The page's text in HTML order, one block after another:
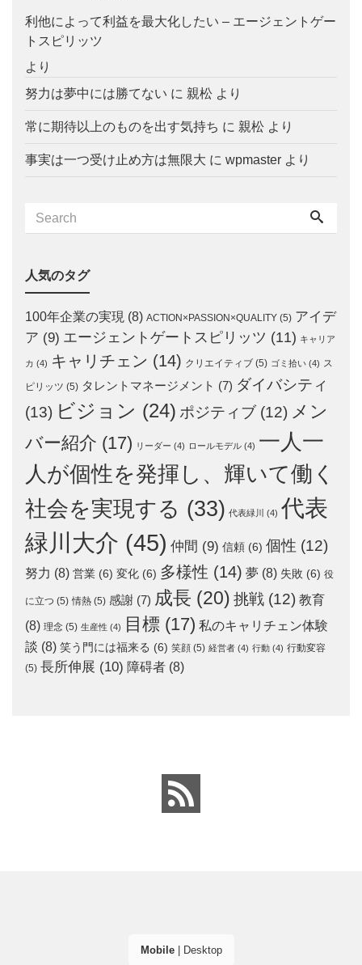
利他によって利益を最大化したい – エージェントゲー
トスピリッツ
より
努力は夢中には勝てない に 親松 より
常に期待以上のものを出す気持ち に 親松 より
事実は一つ受け止め方は無限大 に wpmaster より
人気のタグ
100年企業の実現 (8) ACTION×PASSION×QUALITY (5) アイデ
ア (9) エージェントゲートスピリッツ (11) キャリア
カ (4) キャリチェン (14) クリエイティブ (5) ゴミ拾い (4) ス
ピリッツ (5) タレントマネージメント (7) ダイバシティ
(13) ビジョン (24) ポジティブ (12) メン
バー紹介 (17) リーダー (4) ロールモデル (4) 一人一
人が個性を発揮し、輝いて働く
社会を実現する (33) 代表緑川 (4) 代表
緑川大介 (45) 仲間 (9) 信頼 (6) 個性 (12)
努力 (8) 営業 (6) 変化 (6) 多様性 (14) 夢 (8) 失敗 (6) 役
に立つ (5) 情熱 (5) 感謝 (7) 成長 (20) 挑戦 (12) 教育
(8) 理念 (5) 生産性 (4) 目標 (17) 私のキャリチェン体験
談 (8) 笑う門には福来る (6) 笑顔 (5) 経営者 (4) 行動 (4) 行動変容
(5) 長所伸展 (10) 障碍者 (8)
Mobile| Desktop